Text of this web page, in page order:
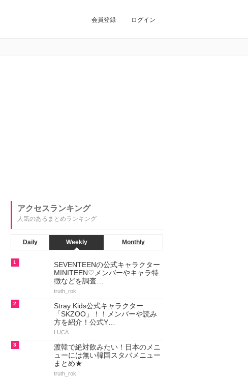
会員登録 ログイン
アクセスランキング
人気のあるまとめランキング
Daily Weekly Monthly
1
SEVENTEENの公式キャラクター
MINITEEN♡メンバーやキャラ特
徴などを調査…
truth_rok
2
Stray Kids公式キャラクター
「SKZOO」！！メンバーや読み
方を紹介！公式Y…
LUCA
3
渡韓で絶対飲みたい！日本のメニ
ューには無い韓国スタバメニュー
まとめ★
truth_rok